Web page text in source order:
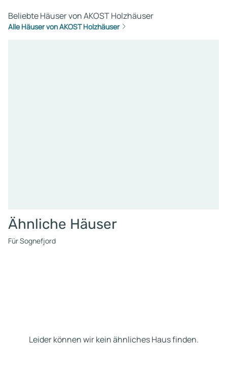
Beliebte Häuser von AKOST Holzhäuser
Alle Häuser von AKOST Holzhäuser
Ähnliche Häuser
Für Sognefjord
Leider können wir kein ähnliches Haus finden.